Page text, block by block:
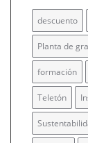
descuento
Planta de
formación
Teletón